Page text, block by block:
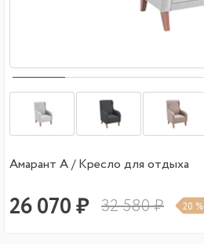
Амарант А / Кресло для отдыха
26 070 ₽ 32 580 ₽ 20 %